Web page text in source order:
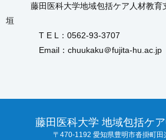
藤田医科大学地域包括ケア人材教育
垣
T E L：0562-93-3707
Email：chuukaku＠fujita-hu.ac.jp
藤田医科大学 地域包括ケ
〒470-1192 愛知県豊明市沓掛町田